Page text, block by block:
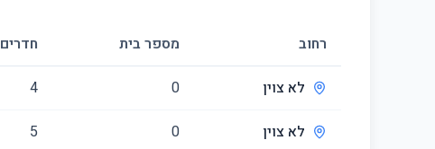
רחוב מספר בית חדרים
לא צוין 0
4
לא צוין 0
5